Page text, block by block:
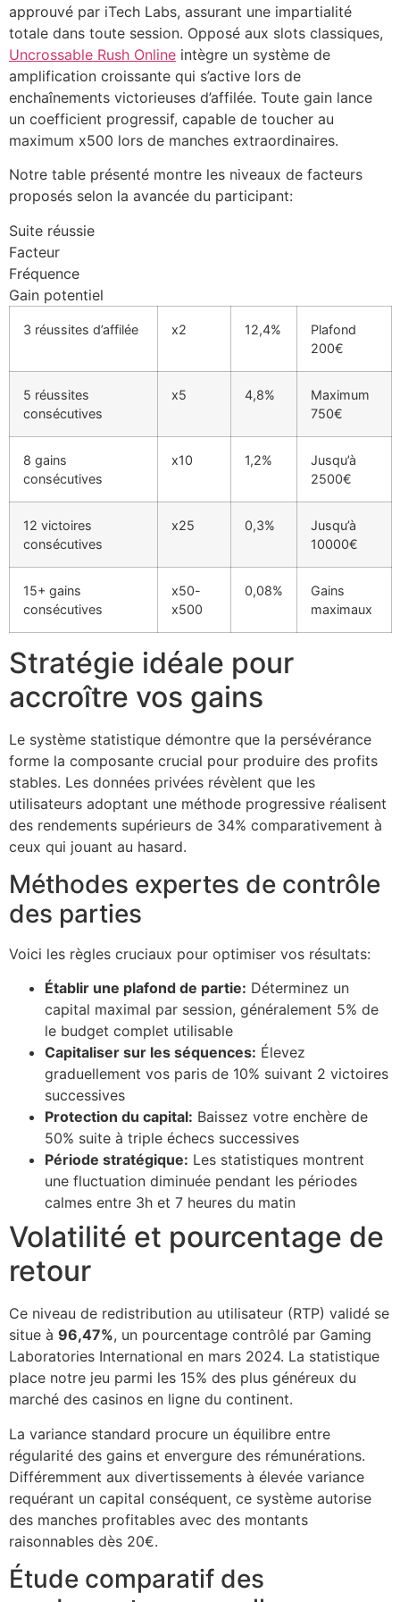
panel
panel
panel
panel
panel
panel
panel
panel
panel
panel
panel
panel
panel
panel
Panel
Panel
oku
Panel
Panel
panel
Oku
panel
panel
panel
panel
panel
Hacklink
satın al
panel
panel
panel
panel
approuvé par iTech Labs, assurant une impartialité
totale dans toute session. Opposé aux slots classiques,
Uncrossable Rush Online intègre un système de
amplification croissante qui s’active lors de
enchaînements victorieuses d’affilée. Toute gain lance
un coefficient progressif, capable de toucher au
maximum x500 lors de manches extraordinaires.
Notre table présenté montre les niveaux de facteurs
proposés selon la avancée du participant:
Suite réussie
Facteur
Fréquence
Gain potentiel
3 réussites d’affilée x2 12,4%
Plafond
200€
5 réussites
consécutives
x5 4,8%
Maximum
750€
8 gains
consécutives
x10 1,2%
Jusqu’à
2500€
12 victoires
consécutives
x25 0,3%
Jusqu’à
10000€
15+ gains
consécutives
x50-
x500
0,08%
Gains
maximaux
Stratégie idéale pour
accroître vos gains
Le système statistique démontre que la persévérance
forme la composante crucial pour produire des profits
stables. Les données privées révèlent que les
utilisateurs adoptant une méthode progressive réalisent
des rendements supérieurs de 34% comparativement à
ceux qui jouant au hasard.
Méthodes expertes de contrôle
des parties
Voici les règles cruciaux pour optimiser vos résultats:
Établir une plafond de partie: Déterminez un
capital maximal par session, généralement 5% de
le budget complet utilisable
Capitaliser sur les séquences: Élevez
graduellement vos paris de 10% suivant 2 victoires
successives
Protection du capital: Baissez votre enchère de
50% suite à triple échecs successives
Période stratégique: Les statistiques montrent
une fluctuation diminuée pendant les périodes
calmes entre 3h et 7 heures du matin
Volatilité et pourcentage de
retour
Ce niveau de redistribution au utilisateur (RTP) validé se
situe à 96,47%, un pourcentage contrôlé par Gaming
Laboratories International en mars 2024. La statistique
place notre jeu parmi les 15% des plus généreux du
marché des casinos en ligne du continent.
La variance standard procure un équilibre entre
régularité des gains et envergure des rémunérations.
Différemment aux divertissements à élevée variance
requérant un capital conséquent, ce système autorise
des manches profitables avec des montants
raisonnables dès 20€.
Étude comparatif des